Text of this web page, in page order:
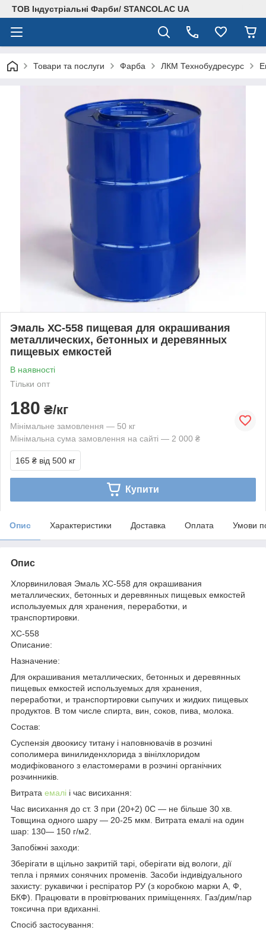
ТОВ Індустріальні Фарби/ STANCOLAC UA
Товари та послуги Фарба ЛКМ Технобудресурс
Эмаль ХС-558 пищевая для окрашивания
металлических, бетонных и деревянных
пищевых емкостей
В наявності
Тільки опт
180 ₴/кг
Мінімальне замовлення — 50 кг
Мінімальна сума замовлення на сайті — 2 000 ₴
165 ₴ від 500 кг
Купити
Опис Характеристики Доставка Оплата Умови
Опис
Хлорвиниловая Эмаль ХС-558 для окрашивания
металлических, бетонных и деревянных пищевых емкостей
используемых для хранения, переработки, и
транспортировки.
ХС-558
Описание:
Назначение:
Для окрашивания металлических, бетонных и деревянных
пищевых емкостей используемых для хранения,
переработки, и транспортировки сыпучих и жидких пищевых
продуктов. В том числе спирта, вин, соков, пива, молока.
Состав:
Суспензія двоокису титану і наповнювачів в розчині
сополимера винилиденхлорида з вінілхлоридом
модифікованого з еластомерами в розчині органічних
розчинників.
Витрата емалі і час висихання:
Час висихання до ст. 3 при (20+2) 0С — не більше 30 хв.
Товщина одного шару — 20-25 мкм. Витрата емалі на один
шар: 130— 150 г/м2.
Запобіжні заходи:
Зберігати в щільно закритій тарі, оберігати від вологи, дії
тепла і прямих сонячних променів. Засоби індивідуального
захисту: рукавички і респіратор РУ (з коробкою марки А, Ф,
БКФ). Працювати в провітрюваних приміщеннях. Газ/дим/пар
токсична при вдиханні.
Спосіб застосування: